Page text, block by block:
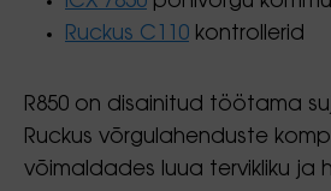
Ruckus C110 kontrollerid
R850 on disainitud töötama
Ruckus võrgulahenduste
võimaldades luua tervikliku ja